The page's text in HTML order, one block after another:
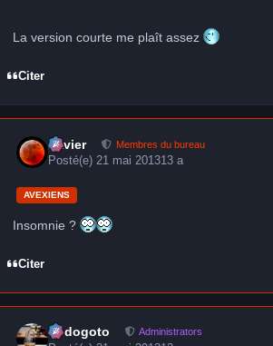
La version courte me plaît assez
Citer
Xavier Membres du bureau
Posté(e)21 mai 201313 a
AVEXIENS
Insomnie ?
Citer
frédogoto Administrators